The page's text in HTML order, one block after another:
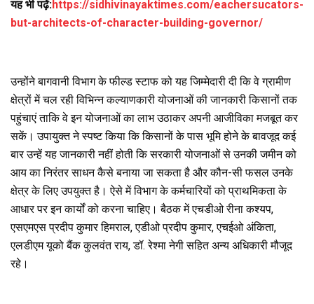
यह भी पढ़ें:https://sidhivinayaktimes.com/eachersucators-
but-architects-of-character-building-governor/
उन्होंने बागवानी विभाग के फील्ड स्टाफ को यह जिम्मेदारी दी कि वे ग्रामीण
क्षेत्रों में चल रही विभिन्न कल्याणकारी योजनाओं की जानकारी किसानों तक
पहुंचाएं ताकि वे इन योजनाओं का लाभ उठाकर अपनी आजीविका मजबूत कर
सकें। उपायुक्त ने स्पष्ट किया कि किसानों के पास भूमि होने के बावजूद कई
बार उन्हें यह जानकारी नहीं होती कि सरकारी योजनाओं से उनकी जमीन को
आय का निरंतर साधन कैसे बनाया जा सकता है और कौन-सी फसल उनके
क्षेत्र के लिए उपयुक्त है। ऐसे में विभाग के कर्मचारियों को प्राथमिकता के
आधार पर इन कार्यों को करना चाहिए। बैठक में एचडीओ रीना कश्यप,
एसएमएस प्रदीप कुमार हिमराल, एडीओ प्रदीप कुमार, एचईओ अंकिता,
एलडीएम यूको बैंक कुलवंत राय, डॉ. रेश्मा नेगी सहित अन्य अधिकारी मौजूद
रहे।